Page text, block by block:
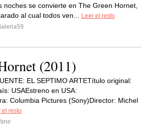
noches se convierte en The Green Hornet,
al cual todos ven...
Leer el resto
(2011)
EL SEPTIMO ARTETítulo original:
USAEstreno en USA:
Columbia Pictures (Sony)Director: Michel
el resto